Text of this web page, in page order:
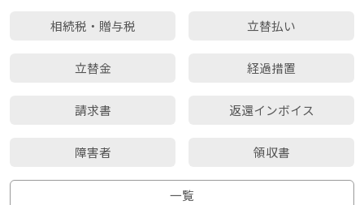
相続税・贈与税 立替払い
立替金 経過措置
請求書 返還インボイス
障害者 領収書
一覧